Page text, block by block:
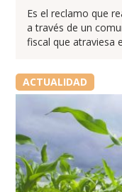
Es el reclamo que
a través de un
fiscal que atraviesa
ACTUALIDAD